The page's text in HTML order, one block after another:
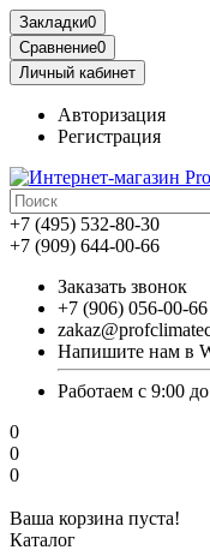
Закладки0
Сравнение0
Личный кабинет
Авторизация
Регистрация
+7 (495) 532-80-30
+7 (909) 644-00-66
Заказать звонок
+7 (906) 056-00-66
Напишите нам в
Работаем с 9:00
0
0
0
Ваша корзина пуста!
Каталог